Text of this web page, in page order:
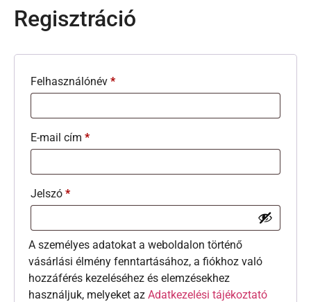
Regisztráció
Felhasználónév *
E-mail cím *
Jelszó *
A személyes adatokat a weboldalon történő
vásárlási élmény fenntartásához, a fiókhoz való
hozzáférés kezeléséhez és elemzésekhez
használjuk, melyeket az Adatkezelési tájékoztató